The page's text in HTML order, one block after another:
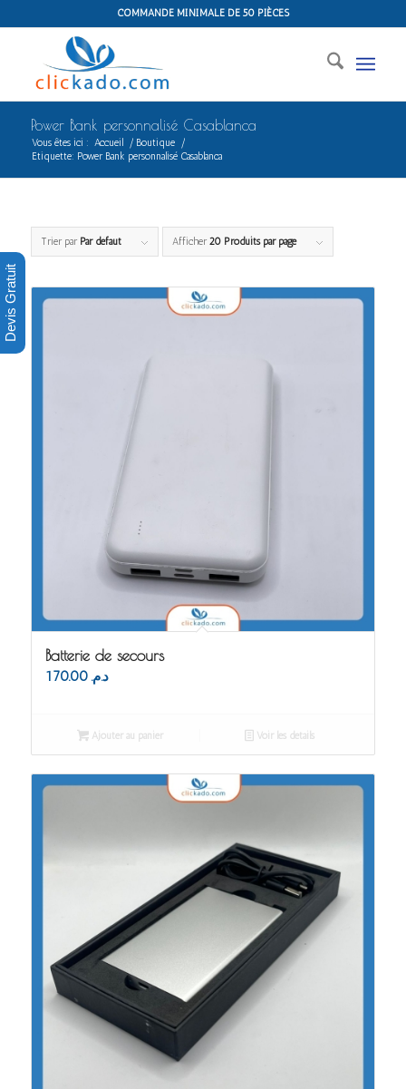
COMMANDE MINIMALE DE 50 PIÈCES
Power Bank personnalisé Casablanca
Vous êtes ici : Accueil / Boutique
/
Etiquette: Power Bank personnalisé Casablanca
Trier par Par défaut Afficher 20 Produits par page
Batterie de secours
د.م. 170.00
Ajouter au panier Voir les détails
Devis Gratuit